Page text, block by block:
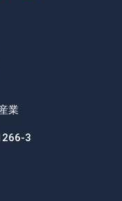
業
3